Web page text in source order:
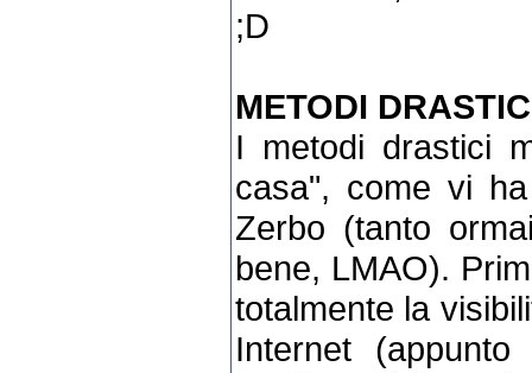
;D
METODI
I metodi drastici
casa", come vi
Zerbo (tanto
bene, LMAO).
totalmente la
Internet